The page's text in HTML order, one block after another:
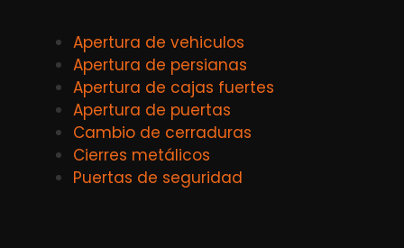
Apertura de vehiculos
Apertura de persianas
Apertura de cajas fuertes
Apertura de puertas
Cambio de cerraduras
Cierres metálicos
Puertas de seguridad